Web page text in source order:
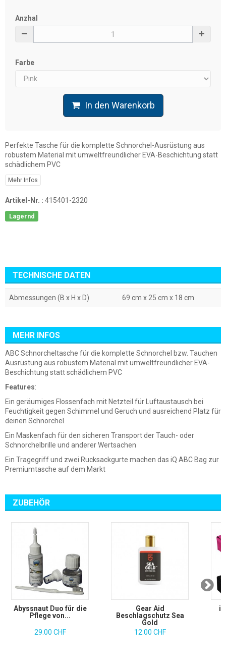
Anzhal
Farbe
In den Warenkorb
Perfekte Tasche für die komplette Schnorchel-Ausrüstung aus
robustem Material mit umweltfreundlicher EVA-Beschichtung statt
schädlichem PVC
Mehr Infos
Artikel-Nr. : 415401-2320
Lagernd
TECHNISCHE DATEN
Abmessungen (B x H x D) 69 cm x 25 cm x 18 cm
MEHR INFOS
ABC Schnorcheltasche für die komplette Schnorchel bzw. Tauchen
Ausrüstung aus robustem Material mit umweltfreundlicher EVA-
Beschichtung statt schädlichem PVC
Features:
Ein geräumiges Flossenfach mit Netzteil für Luftaustausch bei
Feuchtigkeit gegen Schimmel und Geruch und ausreichend Platz für
deinen Schnorchel
Ein Maskenfach für den sicheren Transport der Tauch- oder
Schnorchelbrille und anderer Wertsachen
Ein Tragegriff und zwei Rucksackgurte machen das iQ ABC Bag zur
Premiumtasche auf dem Markt
ZUBEHÖR
Abyssnaut Duo für die
Pflege von...
29.00 CHF
Gear Aid
Beschlagschutz Sea
Gold
12.00 CHF